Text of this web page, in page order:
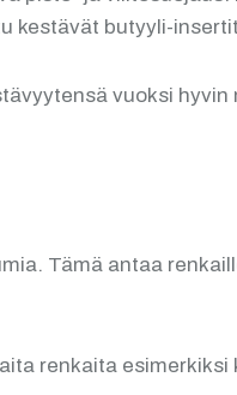
kestävät butyyli-
vuoksi
Tämä antaa
renkaita esimerkiksi